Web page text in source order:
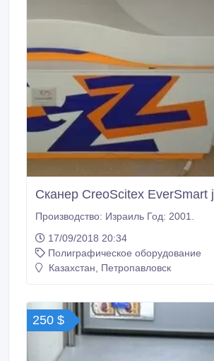
Сканер CreoScitex EverSmart
Производство: Израиль Год: 2001.
17/09/2018 20:34
Полиграфическое оборудование
Казахстан, Петропавловск
250 $